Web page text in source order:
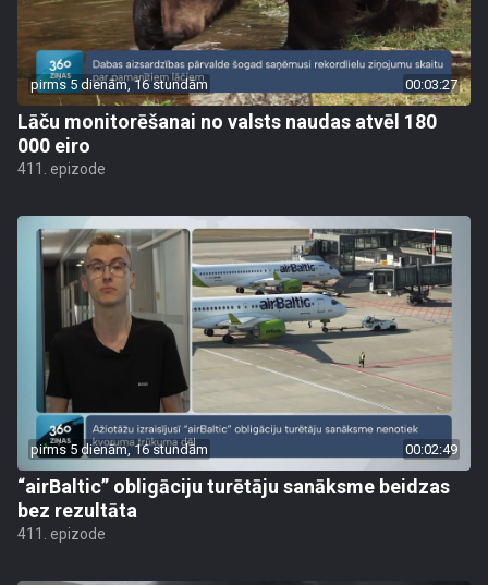
pirms 5 dienām, 16 stundām 00:03:27
Lāču monitorēšanai no valsts naudas atvēl 180
000 eiro
411. epizode
pirms 5 dienām, 16 stundām 00:02:49
“airBaltic” obligāciju turētāju sanāksme beidzas
bez rezultāta
411. epizode